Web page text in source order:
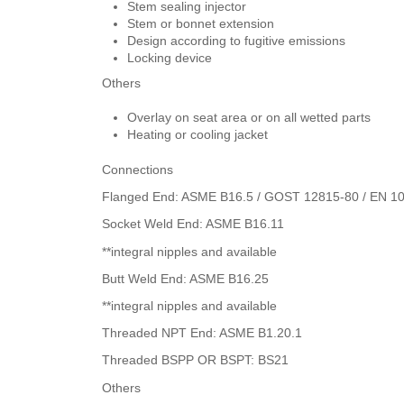
Stem sealing injector
Stem or bonnet extension
Design according to fugitive emissions
Locking device
Others
Overlay on seat area or on all wetted parts
Heating or cooling jacket
Connections
Flanged End: ASME B16.5 / GOST 12815-80 / EN
Socket Weld End: ASME B16.11
**integral nipples and available
Butt Weld End: ASME B16.25
**integral nipples and available
Threaded NPT End: ASME B1.20.1
Threaded BSPP OR BSPT: BS21
Others